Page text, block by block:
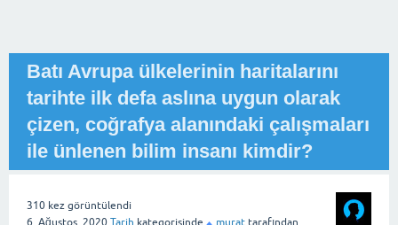
Batı Avrupa ülkelerinin haritalarını
tarihte ilk defa aslına uygun olarak
çizen, coğrafya alanındaki çalışmaları
ile ünlenen bilim insanı kimdir?
310 kez görüntülendi
6, Ağustos, 2020 Tarih kategorisinde murat tarafından